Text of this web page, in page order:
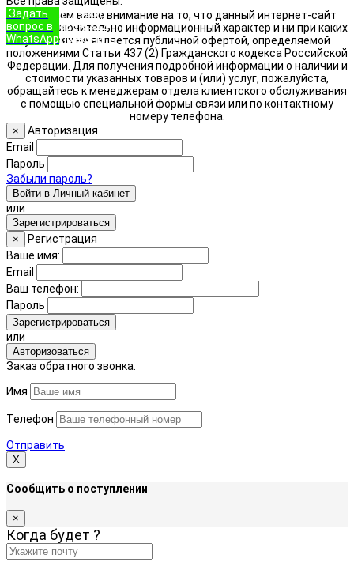
Обращаем ваше внимание на то, что данный интернет-сайт
носит исключительно информационный характер и ни при каких
условиях не является публичной офертой, определяемой
положениями Статьи 437 (2) Гражданского кодекса Российской
Федерации. Для получения подробной информации о наличии и
стоимости указанных товаров и (или) услуг, пожалуйста,
обращайтесь к менеджерам отдела клиентского обслуживания
с помощью специальной формы связи или по контактному
номеру телефона.
Задать
вопрос в
WhatsApp
+7 (933)
888-8322
Позвонить
×
Авторизация
Email
Пароль
Забыли пароль?
Войти в Личный кабинет
или
Зарегистрироваться
×
Регистрация
Ваше имя:
Email
Ваш телефон:
Пароль
Зарегистрироваться
или
Авторизоваться
Заказ обратного звонка.
Имя
Телефон
Отправить
Х
Сообщить о поступлении
×
Когда будет ?